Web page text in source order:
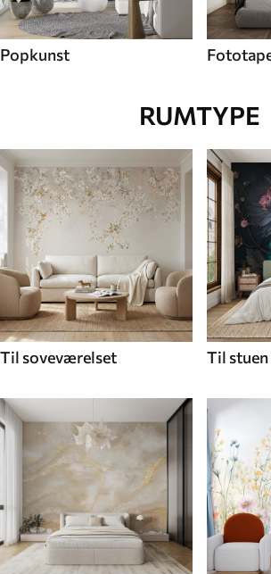
Popkunst
RUMTYPE
Til soveværelset Til stuen